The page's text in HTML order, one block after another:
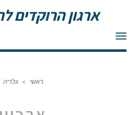
ארגון הרוקדים
תפריט
ראשי » גלריה